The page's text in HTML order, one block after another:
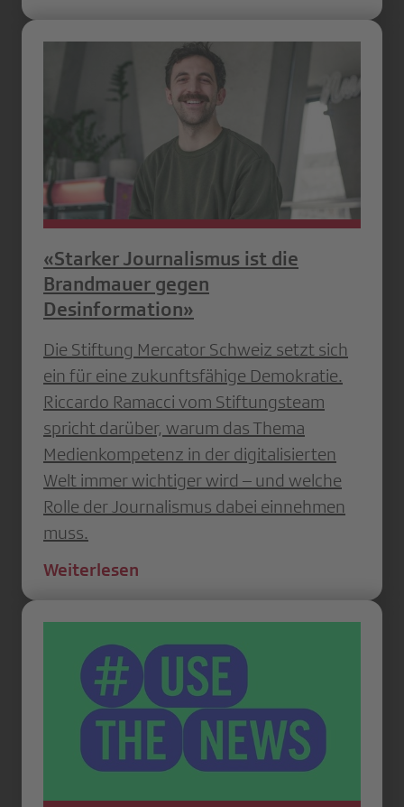
«Starker Journalismus ist die
Brandmauer gegen
Desinformation»
Die Stiftung Mercator Schweiz setzt sich
ein für eine zukunftsfähige Demokratie.
Riccardo Ramacci vom Stiftungsteam
spricht darüber, warum das Thema
Medienkompetenz in der digitalisierten
Welt immer wichtiger wird – und welche
Rolle der Journalismus dabei einnehmen
muss.
Weiterlesen